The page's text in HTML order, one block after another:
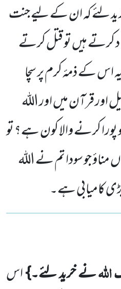
لئے کہ ان کے لیے جنت
کرتے ہیں تو قتل کرتے
اس کے ذمۂ کرم پر سچا
قرآن میں اور اللہ
کرنے والا کون ہے؟ تو
جو سودا تم نے اللہ
کامیابی ہے۔
اللہنے خرید لئے۔}اس